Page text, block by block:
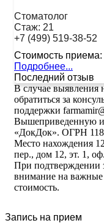
Стоматолог
Стаж: 21
+7 (499) 519-38-52
Стоимость приема:
Подробнее...
Последний отзыв
В случае выявления
обратиться за
поддержки
Вышеприведенную
«ДокДок». ОГРН
Место нахождения
пер., дом 12, эт. 1,
При
внимание на важные
стоимость.
Запись на прием